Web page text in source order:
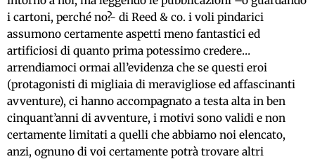
i cartoni, perché no?- di Reed & co. i voli pindarici
assumono certamente aspetti meno fantastici ed
artificiosi di quanto prima potessimo credere…
arrendiamoci ormai all’evidenza che se questi eroi
(protagonisti di migliaia di meravigliose ed affascinanti
avventure), ci hanno accompagnato a testa alta in ben
cinquant’anni di avventure, i motivi sono validi e non
certamente limitati a quelli che abbiamo noi elencato,
anzi, ognuno di voi certamente potrà trovare altri